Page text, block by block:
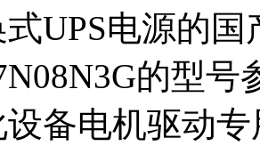
UPS电源的
的型号
设备电机驱动